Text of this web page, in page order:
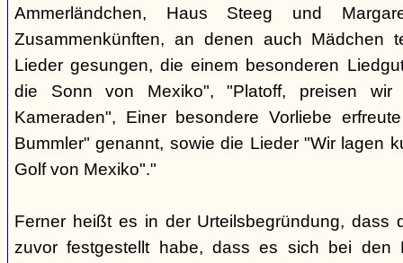
Ammerländchen, Haus Steeg und
Zusammenkünften, an denen auch Mädchen
Lieder gesungen, die einem besonderen
die Sonn von Mexiko", "Platoff, preisen
Kameraden", Einer besondere Vorliebe
Bummler" genannt, sowie die Lieder "Wir lagen
Golf von Mexiko"."
Ferner heißt es in der Urteilsbegründung, dass
zuvor festgestellt habe, dass es sich bei den